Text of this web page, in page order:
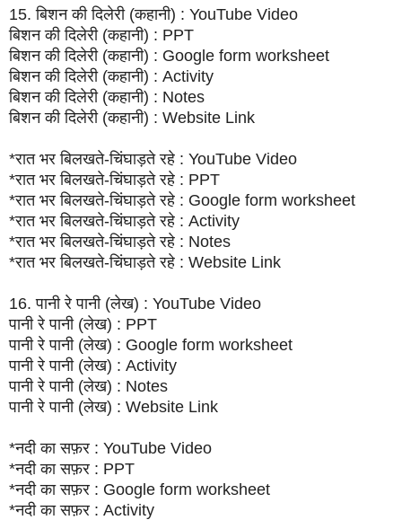
15. बिशन की दिलेरी (कहानी) : YouTube Video
बिशन की दिलेरी (कहानी) : PPT
बिशन की दिलेरी (कहानी) : Google form worksheet
बिशन की दिलेरी (कहानी) : Activity
बिशन की दिलेरी (कहानी) : Notes
बिशन की दिलेरी (कहानी) : Website Link
*रात भर बिलखते-चिंघाड़ते रहे : YouTube Video
*रात भर बिलखते-चिंघाड़ते रहे : PPT
*रात भर बिलखते-चिंघाड़ते रहे : Google form worksheet
*रात भर बिलखते-चिंघाड़ते रहे : Activity
*रात भर बिलखते-चिंघाड़ते रहे : Notes
*रात भर बिलखते-चिंघाड़ते रहे : Website Link
16. पानी रे पानी (लेख) : YouTube Video
पानी रे पानी (लेख) : PPT
पानी रे पानी (लेख) : Google form worksheet
पानी रे पानी (लेख) : Activity
पानी रे पानी (लेख) : Notes
पानी रे पानी (लेख) : Website Link
*नदी का सफ़र : YouTube Video
*नदी का सफ़र : PPT
*नदी का सफ़र : Google form worksheet
*नदी का सफ़र : Activity